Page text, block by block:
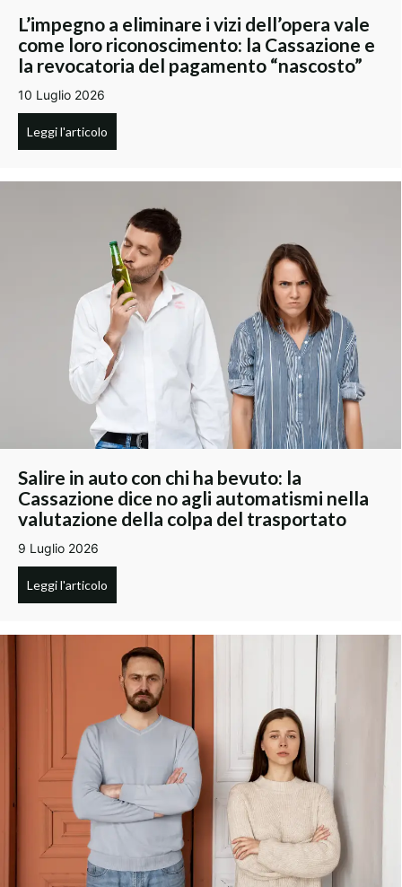
L’impegno a eliminare i vizi dell’opera vale
come loro riconoscimento: la Cassazione e
la revocatoria del pagamento “nascosto”
10 Luglio 2026
Leggi l'articolo
Salire in auto con chi ha bevuto: la
Cassazione dice no agli automatismi nella
valutazione della colpa del trasportato
9 Luglio 2026
Leggi l'articolo